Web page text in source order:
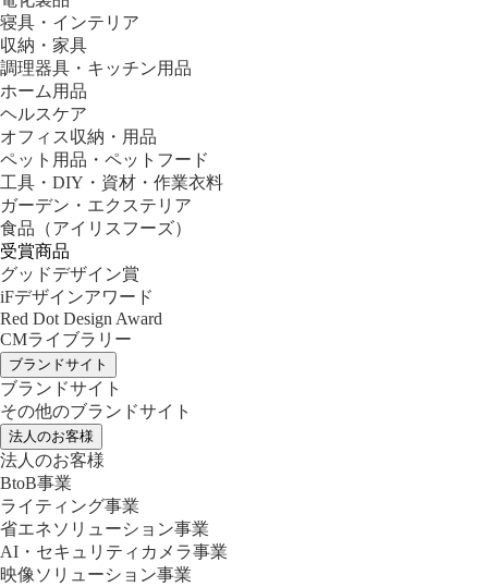
寝具・インテリア
収納・家具
調理器具・キッチン用品
ホーム用品
ヘルスケア
オフィス収納・用品
ペット用品・ペットフード
工具・DIY・資材・作業衣料
ガーデン・エクステリア
食品 （アイリスフーズ）
受賞商品
グッドデザイン賞
iFデザインアワード
Red Dot Design Award
CMライブラリー
ブランドサイト
ブランドサイト
その他のブランドサイト
法人のお客様
法人のお客様
BtoB事業
ライティング事業
省エネソリューション事業
AI・セキュリティカメラ事業
映像ソリューション事業